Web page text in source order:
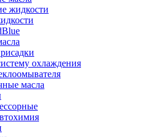
жидкости
охлаждения
масла